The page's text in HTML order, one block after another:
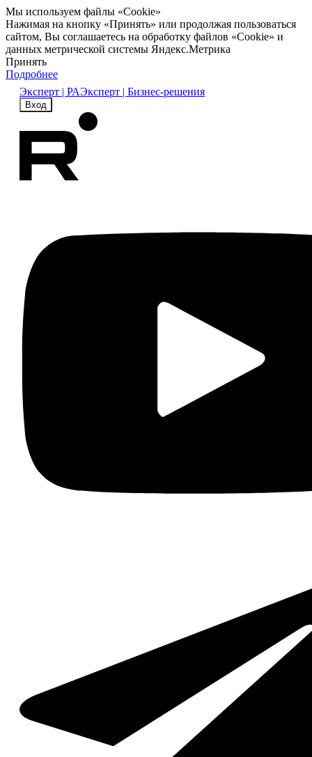
Мы используем файлы «Cookie»
Нажимая на кнопку «Принять» или продолжая пользоваться
сайтом, Вы соглашаетесь на обработку файлов «Cookie» и
данных метрической системы Яндекс.Метрика
Принять
Подробнее
Эксперт | РАЭксперт | Бизнес-решения
Вход